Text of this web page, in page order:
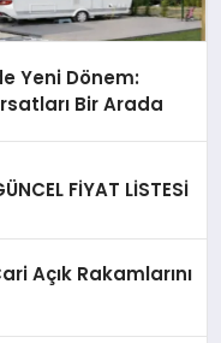
Yeni Dönem:
Bir Arada
FİYAT LİSTESİ
Açık Rakamlarını